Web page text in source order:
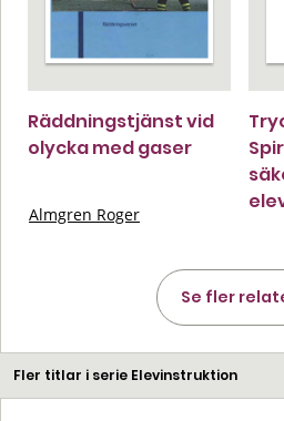
Räddningstjänst vid
olycka med gaser
Almgren Roger
Se fler
Fler titlar i serie Elevinstruktion